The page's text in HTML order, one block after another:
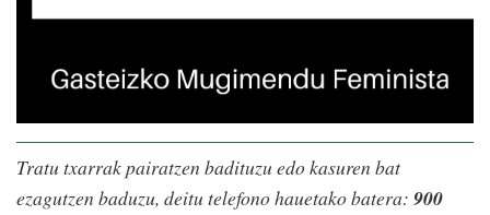
Tratu txarrak pairatzen badituzu edo kasuren bat
ezagutzen baduzu, deitu telefono hauetako batera: 900